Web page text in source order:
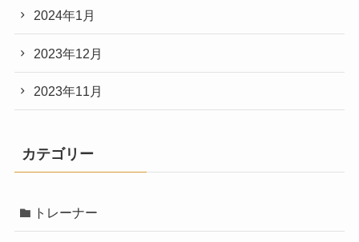
2024年1月
2023年12月
2023年11月
カテゴリー
トレーナー